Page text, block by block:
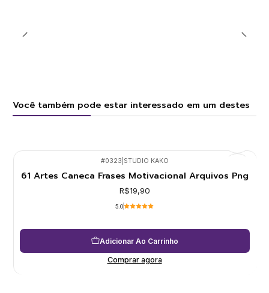
Você também pode estar interessado em um destes
#0323 STUDIO KAKO
61 Artes Caneca Frases Motivacional Arquivos Png
R$19,90
5.0
Adicionar Ao Carrinho
Comprar agora